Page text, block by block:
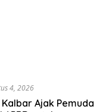
4, 2026
Ajak Pemuda